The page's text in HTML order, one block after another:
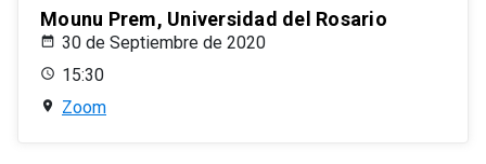
Mounu Prem, Universidad del Rosario
30 de Septiembre de 2020
15:30
Zoom